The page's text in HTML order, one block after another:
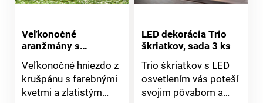
Veľkonočné
aranžmány s
Veľkonočné hniezdo z
krušpánu s farebnými
kvetmi a zlatistým
LED dekorácia Trio
škriatkov, sada 3 ks
Trio škriatkov s LED
osvetlením vás poteší
svojim pôvabom a